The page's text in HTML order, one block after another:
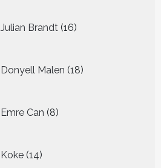
Julian Brandt 16
producten
Donyell Malen 18
producten
Emre Can 8
producten
Koke 14
producten